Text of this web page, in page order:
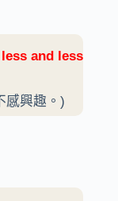
less and less
感興趣。)